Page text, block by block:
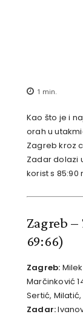
1 min.
Kao što je i
orah u
Zagreb kroz
Zadar dolazi
korist s 85:90
Zagreb
69:66)
Zagreb:
Marčinković
Sertić,
Zadar: